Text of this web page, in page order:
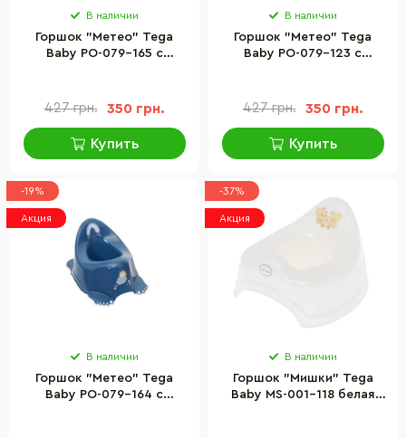
В наличии
Горшок "Метео" Tega
Baby PO-079-165 с
427 грн. 350 грн.
Купить
В наличии
Горшок "Метео" Tega
Baby PO-079-123 с
427 грн. 350 грн.
Купить
-19%
Акция
В наличии
Горшок "Метео" Tega
Baby PO-079-164 с
-37%
Акция
В наличии
Горшок "Мишки" Tega
Baby MS-001-118 белая